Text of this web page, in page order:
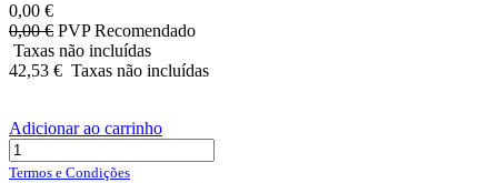
0,00 €
0,00€ PVP Recomendado
Taxas não incluídas
42,53 € Taxas não incluídas
Adicionar ao carrinho
Termos e Condições